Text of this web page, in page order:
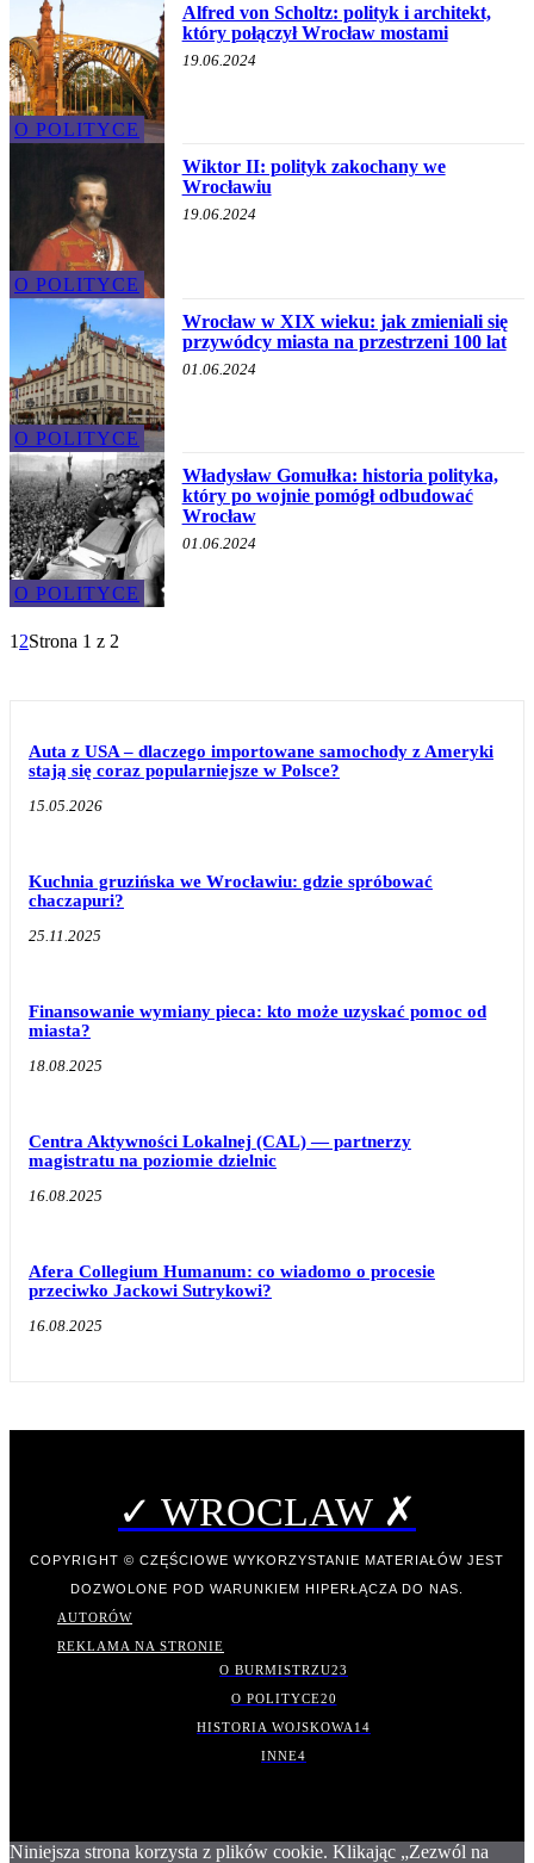
O POLITYCE
Alfred von Scholtz: polityk i architekt,
który połączył Wrocław mostami
19.06.2024
O POLITYCE
Wiktor II: polityk zakochany we
Wrocławiu
19.06.2024
O POLITYCE
Wrocław w XIX wieku: jak zmieniali się
przywódcy miasta na przestrzeni 100 lat
01.06.2024
O POLITYCE
Władysław Gomułka: historia polityka,
który po wojnie pomógł odbudować
Wrocław
01.06.2024
1 2Strona 1 z 2
Auta z USA – dlaczego importowane samochody z Ameryki
stają się coraz popularniejsze w Polsce?
15.05.2026
Kuchnia gruzińska we Wrocławiu: gdzie spróbować
chaczapuri?
25.11.2025
Finansowanie wymiany pieca: kto może uzyskać pomoc od
miasta?
18.08.2025
Centra Aktywności Lokalnej (CAL) — partnerzy
magistratu na poziomie dzielnic
16.08.2025
Afera Collegium Humanum: co wiadomo o procesie
przeciwko Jackowi Sutrykowi?
16.08.2025
✓ WROCLAW ✗
COPYRIGHT © CZĘŚCIOWE WYKORZYSTANIE MATERIAŁÓW JEST
DOZWOLONE POD WARUNKIEM HIPERŁĄCZA DO NAS.
AUTORÓW
REKLAMA NA STRONIE
O BURMISTRZU23
O POLITYCE20
HISTORIA WOJSKOWA 14
INNE4
Niniejsza strona korzysta z plików cookie. Klikając „Zezwól na